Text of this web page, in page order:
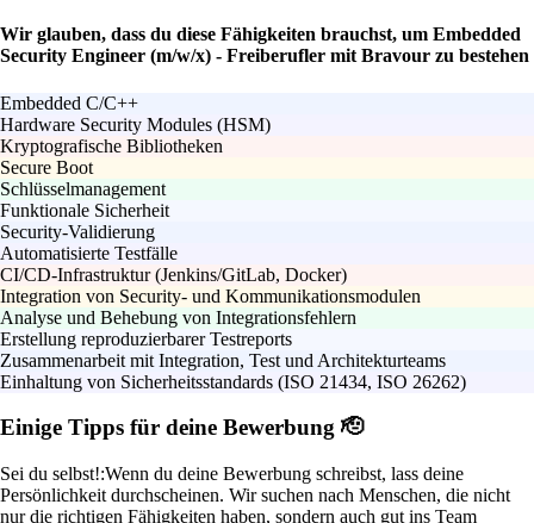
Wir glauben, dass du diese Fähigkeiten brauchst, um Embedded
Security Engineer (m/w/x) - Freiberufler mit Bravour zu bestehen
Embedded C/C++
Hardware Security Modules (HSM)
Kryptografische Bibliotheken
Secure Boot
Schlüsselmanagement
Funktionale Sicherheit
Security-Validierung
Automatisierte Testfälle
CI/CD-Infrastruktur (Jenkins/GitLab, Docker)
Integration von Security- und Kommunikationsmodulen
Analyse und Behebung von Integrationsfehlern
Erstellung reproduzierbarer Testreports
Zusammenarbeit mit Integration, Test und Architekturteams
Einhaltung von Sicherheitsstandards (ISO 21434, ISO 26262)
Einige Tipps für deine Bewerbung 🫡
Sei du selbst!:Wenn du deine Bewerbung schreibst, lass deine
Persönlichkeit durchscheinen. Wir suchen nach Menschen, die nicht
nur die richtigen Fähigkeiten haben, sondern auch gut ins Team